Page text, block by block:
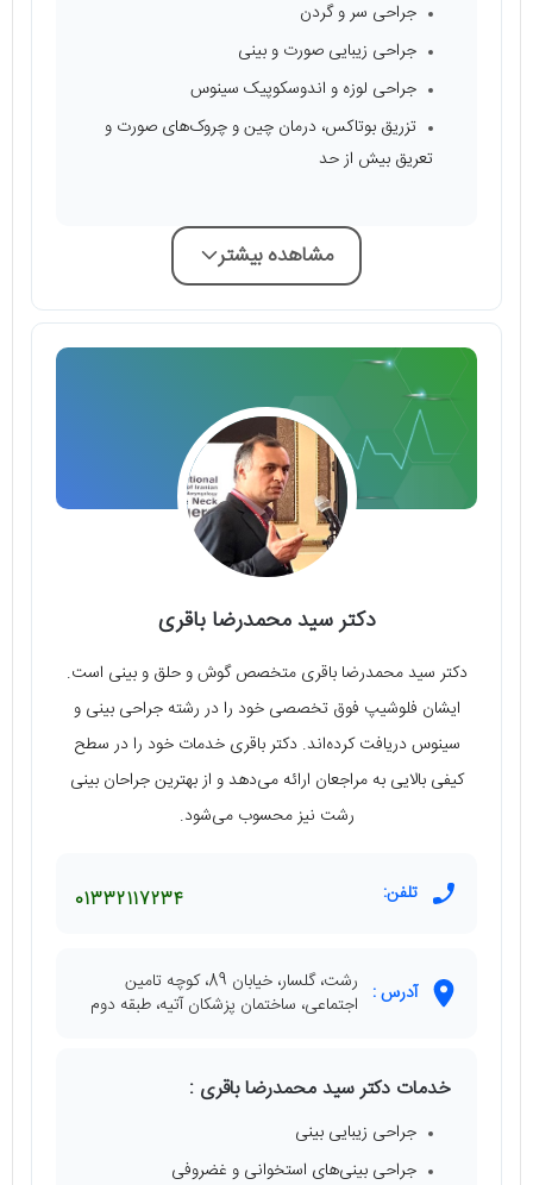
جراحی سر و گردن
جراحی زیبایی صورت و بینی
جراحی لوزه و اندوسکوپیک سینوس
تزریق بوتاکس، درمان چین و چروک‌های صورت و
تعریق بیش از حد
مشاهده بیشتر
دکتر سید محمدرضا باقری
دکتر سید محمدرضا باقری متخصص گوش و حلق و بینی است.
ایشان فلوشیپ فوق تخصصی خود را در رشته جراحی بینی و
سینوس دریافت کرده‌اند. دکتر باقری خدمات خود را در سطح
کیفی بالایی به مراجعان ارائه می‌دهد و از بهترین جراحان بینی
رشت نیز محسوب می‌شود.
تلفن: 01332117234
آدرس :
رشت، گلسار، خیابان 89، کوچه تامین
اجتماعی، ساختمان پزشکان آتیه، طبقه دوم
خدمات دکتر سید محمدرضا باقری :
جراحی زیبایی بینی
جراحی بینی‌های استخوانی و غضروفی